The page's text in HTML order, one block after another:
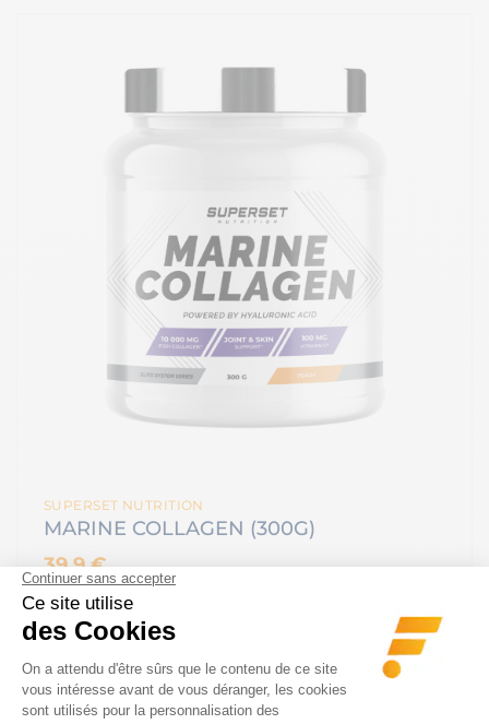
SUPERSET NUTRITION
MARINE COLLAGEN (300G)
39.9 €
Offre à ton corps le soutien qu'il mérite avec le…
VOIR LE PRODUIT